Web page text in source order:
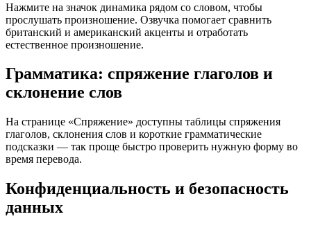
Нажмите на значок динамика рядом со словом, чтобы
прослушать произношение. Озвучка помогает сравнить
британский и американский акценты и отработать
естественное произношение.
Грамматика: спряжение глаголов и
склонение слов
На странице «Спряжение» доступны таблицы спряжения
глаголов, склонения слов и короткие грамматические
подсказки — так проще быстро проверить нужную форму во
время перевода.
Конфиденциальность и безопасность
данных